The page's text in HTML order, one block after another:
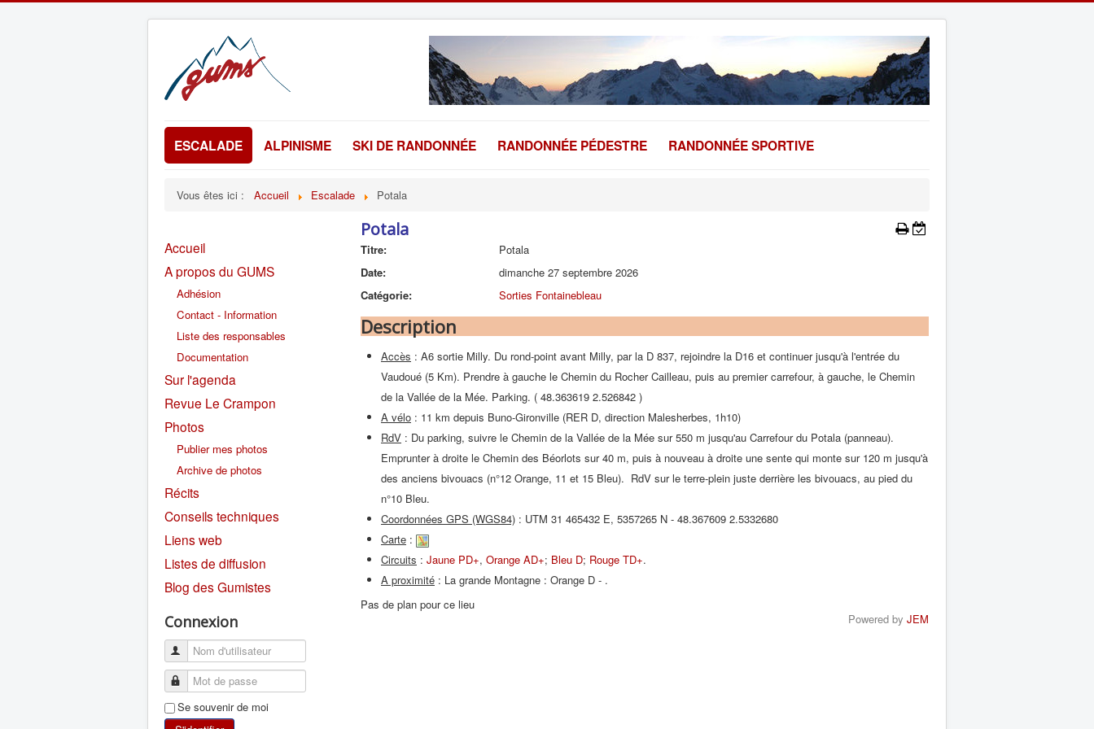
ESCALADE ALPINISME SKI DE RANDONNÉE RANDONNÉE PÉDESTRE RANDONNÉE SPORTIVE
Vous êtes ici : Accueil Escalade Potala
Accueil
A propos du GUMS
Adhésion
Contact - Information
Liste des responsables
Documentation
Sur l'agenda
Revue Le Crampon
Photos
Publier mes photos
Archive de photos
Récits
Conseils techniques
Liens web
Listes de diffusion
Blog des Gumistes
Connexion
Se souvenir de moi
Potala
Titre:
Potala
Date:
dimanche 27 septembre 2026
Catégorie:
Sorties Fontainebleau
Description
Accès : A6 sortie Milly. Du rond-point avant Milly, par la D 837, rejoindre la D16 et continuer jusqu'à l'entrée du
Vaudoué (5 Km). Prendre à gauche le Chemin du Rocher Cailleau, puis au premier carrefour, à gauche, le Chemin
de la Vallée de la Mée. Parking. ( 48.363619 2.526842 )
A vélo : 11 km depuis Buno-Gironville (RER D, direction Malesherbes, 1h10)
RdV : Du parking, suivre le Chemin de la Vallée de la Mée sur 550 m jusqu'au Carrefour du Potala (panneau).
Emprunter à droite le Chemin des Béorlots sur 40 m, puis à nouveau à droite une sente qui monte sur 120 m jusqu'à
des anciens bivouacs (n°12 Orange, 11 et 15 Bleu). RdV sur le terre-plein juste derrière les bivouacs, au pied du
n°10 Bleu.
Coordonnées GPS (WGS84) : UTM 31 465432 E, 5357265 N - 48.367609 2.5332680
Carte :
Circuits : Jaune PD+, Orange AD+; Bleu D; Rouge TD+.
A proximité : La grande Montagne : Orange D - .
Pas de plan pour ce lieu
Powered by JEM